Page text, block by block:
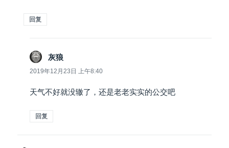
回复
灰狼
道：
2019年12月23日 上午8:40
天气不好就没辙了，还是老老实实的公交吧
回复